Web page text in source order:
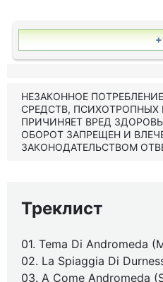
НЕЗАКОННОЕ
СРЕДСТВ, ПСИХОТРОПНЫХ
ПРИЧИНЯЕТ ВРЕД
ОБОРОТ ЗАПРЕЩЕН И
ЗАКОНОДАТЕЛЬСТВОМ
Треклист
01. Tema Di Andromeda
02. La Spiaggia Di
03. A Come Andromeda